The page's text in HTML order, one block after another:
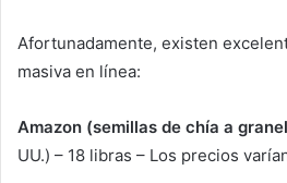
Afortunadamente, existen
masiva en línea:
Amazon (semillas de chía a
UU.) – 18 libras – Los precios